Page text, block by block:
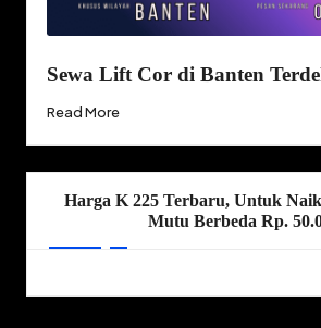
Sewa Lift Cor di Banten
Read More
Harga K 225 Terbaru, Untuk
Mutu Berbeda Rp.